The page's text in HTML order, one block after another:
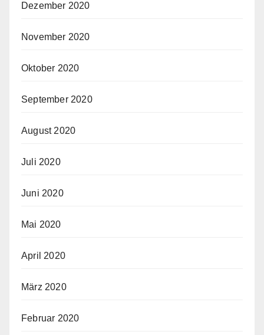
Dezember 2020
November 2020
Oktober 2020
September 2020
August 2020
Juli 2020
Juni 2020
Mai 2020
April 2020
März 2020
Februar 2020